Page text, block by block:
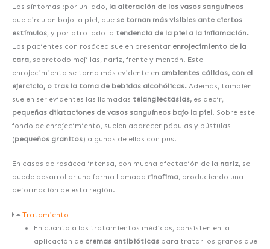
Los síntomas :por un lado, la alteración de los vasos sanguíneos
que circulan bajo la piel, que se tornan más visibles ante ciertos
estímulos, y por otro lado la tendencia de la piel a la inflamación.
Los pacientes con rosácea suelen presentar enrojecimiento de la
cara, sobretodo mejillas, nariz, frente y mentón. Este
enrojecimiento se torna más evidente en ambientes cálidos, con el
ejercicio, o tras la toma de bebidas alcohólicas. Además, también
suelen ser evidentes las llamadas telangiectasias, es decir,
pequeñas dilataciones de vasos sanguíneos bajo la piel. Sobre este
fondo de enrojecimiento, suelen aparecer pápulas y pústulas
(pequeños granitos) algunos de ellos con pus.
En casos de rosácea intensa, con mucha afectación de la nariz, se
puede desarrollar una forma llamada rinofima, produciendo una
deformación de esta región.
Tratamiento
En cuanto a los tratamientos médicos, consisten en la
aplicación de cremas antibióticaspara tratar los granos que